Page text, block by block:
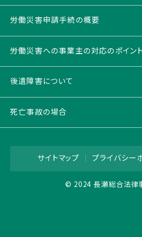
労働災害申請手続の概要
労働災害への事業主の対応のポイント
後遺障害について
死亡事故の場合
サイトマップ ｜ プライバシー
© 2024 長瀬総合法律